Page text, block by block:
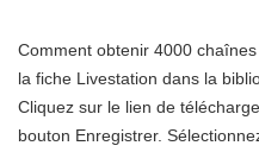
Comment obtenir 4000
la fiche Livestation dans la
Cliquez sur le lien de
bouton Enregistrer.